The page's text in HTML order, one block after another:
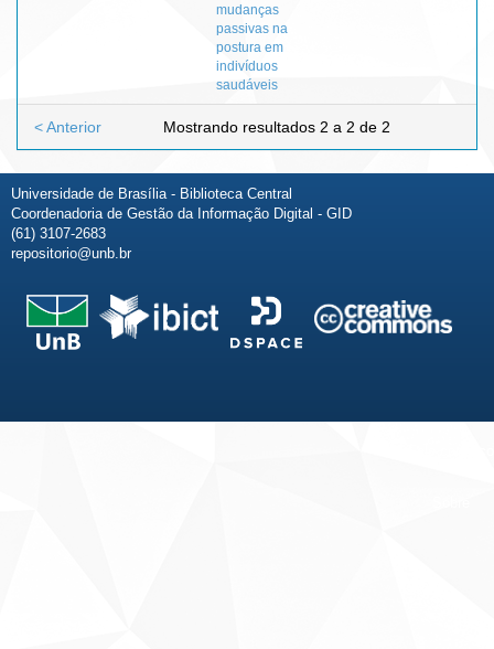
mudanças
passivas na
postura em
indivíduos
saudáveis
Mostrando resultados 2 a 2 de 2
< Anterior
Universidade de Brasília - Biblioteca Central
Coordenadoria de Gestão da Informação Digital - GID
(61) 3107-2683
repositorio@unb.br